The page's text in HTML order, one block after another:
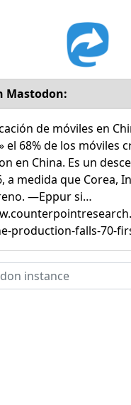
Mastodon:
de móviles en
el 68% de los móviles
en China. Es un
a medida que Corea,
—Eppur si…
production-falls-70-